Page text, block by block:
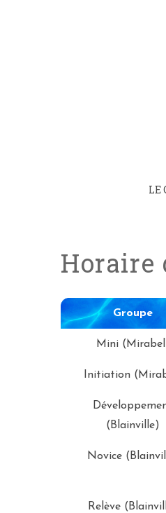
LE
Horaire
Groupe
Groupe
Mini
Initiation
(Blainville)
Novice
Relève